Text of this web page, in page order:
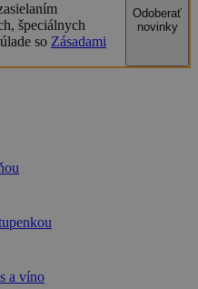
špeciálnych
so Zásadami
Odoberať
novinky
a víno